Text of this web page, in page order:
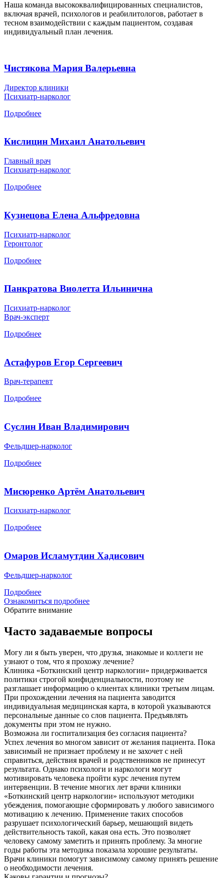
Наша команда высококвалифицированных специалистов,
включая врачей, психологов и реабилитологов, работает в
тесном взаимодействии с каждым пациентом, создавая
индивидуальный план лечения.
Чистякова Мария Валерьевна
Директор клиники
Психиатр-нарколог
Подробнее
Кислицин Михаил Анатольевич
Главный врач
Психиатр-нарколог
Подробнее
Кузнецова Елена Альфредовна
Психиатр-нарколог
Геронтолог
Подробнее
Панкратова Виолетта Ильинична
Психиатр-нарколог
Врач-эксперт
Подробнее
Астафуров Егор Сергеевич
Врач-терапевт
Подробнее
Суслин Иван Владимирович
Фельдшер-нарколог
Подробнее
Мисюренко Артём Анатольевич
Психиатр-нарколог
Подробнее
Омаров Исламутдин Хадисович
Фельдшер-нарколог
Подробнее
Ознакомиться подробнее
Обратите внимание
Часто задаваемые вопросы
Могу ли я быть уверен, что друзья, знакомые и коллеги не
узнают о том, что я прохожу лечение?
Клиника «Боткинский центр наркологии» придерживается
политики строгой конфиденциальности, поэтому не
разглашает информацию о клиентах клиники третьим лицам.
При прохождении лечения на пациента заводится
индивидуальная медицинская карта, в которой указываются
персональные данные со слов пациента. Предъявлять
документы при этом не нужно.
Возможна ли госпитализация без согласия пациента?
Успех лечения во многом зависит от желания пациента. Пока
зависимый не признает проблему и не захочет с ней
справиться, действия врачей и родственников не принесут
результата. Однако психологи и наркологи могут
мотивировать человека пройти курс лечения путем
интервенции. В течение многих лет врачи клиники
«Боткинский центр наркологии» используют методики
убеждения, помогающие сформировать у любого зависимого
мотивацию к лечению. Применение таких способов
разрушает психологический барьер, мешающий видеть
действительность такой, какая она есть. Это позволяет
человеку самому заметить и принять проблему. За многие
годы работы эта методика показала хорошие результаты.
Врачи клиники помогут зависимому самому принять решение
о необходимости лечения.